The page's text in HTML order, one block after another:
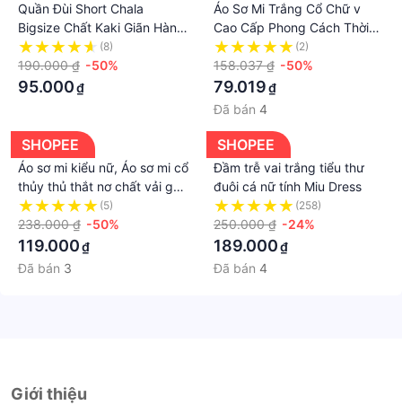
Quần Đùi Short Chala
Bigsize Chất Kaki Giãn Hàng
Cao Cấp
(8)
190.000 ₫ -50%
95.000₫
Áo Sơ Mi Trắng Cổ Chữ v
Cao Cấp Phong Cách Thời
Trang Pháp Mới 2023
(2)
158.037 ₫ -50%
79.019₫
Đã bán 4
SHOPEE
Áo sơ mi kiểu nữ, Áo sơ mi cổ
thủy thủ thắt nơ chất vải gân
màu pastel xinh xắn
(5)
238.000 ₫ -50%
119.000₫
Đã bán 3
SHOPEE
Đầm trễ vai trắng tiểu thư
đuôi cá nữ tính Miu Dress
(258)
250.000 ₫ -24%
189.000₫
Đã bán 4
Giới thiệu